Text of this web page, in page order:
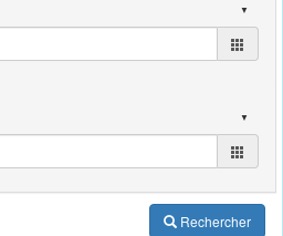
Rechercher